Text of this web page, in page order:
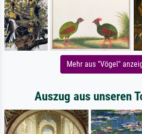
Mehr aus "Vögel"
Auszug aus unseren